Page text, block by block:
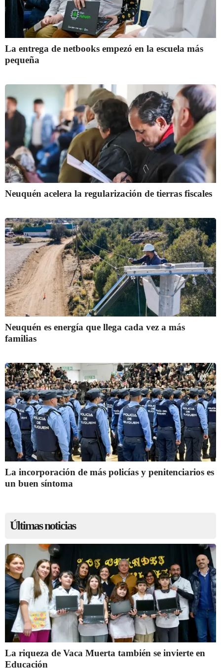
La entrega de netbooks empezó en la escuela más
pequeña
Neuquén acelera la regularización de tierras fiscales
Neuquén es energía que llega cada vez a más
familias
La incorporación de más policías y penitenciarios es
un buen síntoma
Últimas noticias
La riqueza de Vaca Muerta también se invierte en
Educación